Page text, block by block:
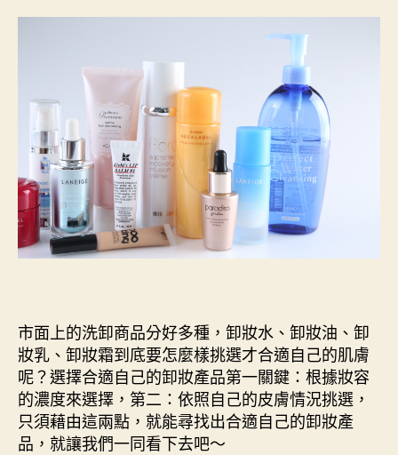
市面上的洗卸商品分好多種，卸妝水、卸妝油、卸
妝乳、卸妝霜到底要怎麼樣挑選才合適自己的肌膚
呢？選擇合適自己的卸妝產品第一關鍵：根據妝容
的濃度來選擇，第二：依照自己的皮膚情況挑選，
只須藉由這兩點，就能尋找出合適自己的卸妝產
品，就讓我們一同看下去吧～